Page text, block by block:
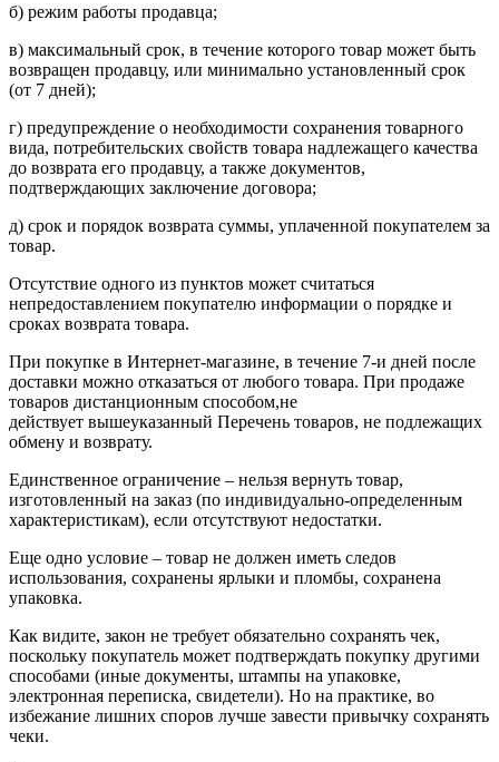
б) режим работы продавца;
в) максимальный срок, в течение которого товар может быть
возвращен продавцу, или минимально установленный срок
(от 7 дней);
г) предупреждение о необходимости сохранения товарного
вида, потребительских свойств товара надлежащего качества
до возврата его продавцу, а также документов,
подтверждающих заключение договора;
д) срок и порядок возврата суммы, уплаченной покупателем за
товар.
Отсутствие одного из пунктов может считаться
непредоставлением покупателю информации о порядке и
сроках возврата товара.
При покупке в Интернет-магазине, в течение 7-и дней после
доставки можно отказаться от любого товара. При продаже
товаров дистанционным способом,не
действует вышеуказанный Перечень товаров, не подлежащих
обмену и возврату.
Единственное ограничение – нельзя вернуть товар,
изготовленный на заказ (по индивидуально-определенным
характеристикам), если отсутствуют недостатки.
Еще одно условие – товар не должен иметь следов
использования, сохранены ярлыки и пломбы, сохранена
упаковка.
Как видите, закон не требует обязательно сохранять чек,
поскольку покупатель может подтверждать покупку другими
способами (иные документы, штампы на упаковке,
электронная переписка, свидетели). Но на практике, во
избежание лишних споров лучше завести привычку сохранять
чеки.